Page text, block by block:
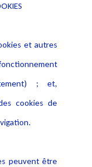
et autres
; et,
cookies de
peuvent être